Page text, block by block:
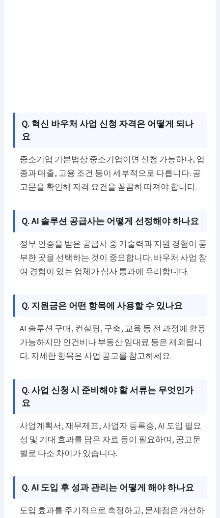
Q. 혁신 바우처 사업 신청 자격은 어떻게 되나
요
중소기업 기본법상 중소기업이면 신청 가능하나, 업
종과 매출, 고용 조건 등이 세부적으로 다릅니다. 공
고문을 확인해 자격 요건을 꼼꼼히 따져야 합니다.
Q. AI 솔루션 공급사는 어떻게 선정해야 하나요
정부 인증을 받은 공급사 중 기술력과 지원 경험이 풍
부한 곳을 선택하는 것이 중요합니다. 바우처 사업 참
여 경험이 있는 업체가 심사 통과에 유리합니다.
Q. 지원금은 어떤 항목에 사용할 수 있나요
AI 솔루션 구매, 컨설팅, 구축, 교육 등 전 과정에 활용
가능하지만 인건비나 부동산 임대료 등은 제외됩니
다. 자세한 항목은 사업 공고를 참고하세요.
Q. 사업 신청 시 준비해야 할 서류는 무엇인가
요
사업계획서, 재무제표, 사업자 등록증, AI 도입 필요
성 및 기대 효과를 담은 자료 등이 필요하며, 공고문
별로 다소 차이가 있습니다.
Q. AI 도입 후 성과 관리는 어떻게 해야 하나요
도입 효과를 주기적으로 측정하고, 문제점은 개선하